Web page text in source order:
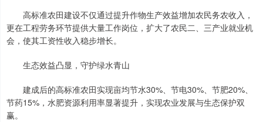
高标准农田建设不仅通过提升作物生产效益增加农民务农收入，
更在工程劳务环节提供大量工作岗位，扩大了农民二、三产业就业机
会，使其工资性收入稳步增长。
生态效益凸显，守护绿水青山
建成后的高标准农田实现亩均节水30%、节电30%、节肥20%、
节药15%，水肥资源利用率显著提升，实现农业发展与生态保护双
赢。